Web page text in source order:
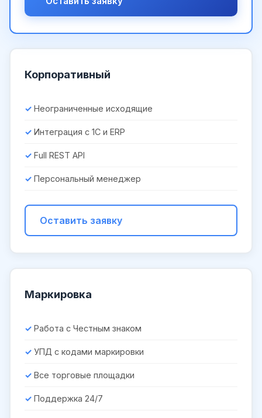
Корпоративный
Неограниченные исходящие
Интеграция с 1С и ERP
Full REST API
Персональный менеджер
Оставить заявку
Маркировка
Работа с Честным знаком
УПД с кодами маркировки
Все торговые площадки
Поддержка 24/7